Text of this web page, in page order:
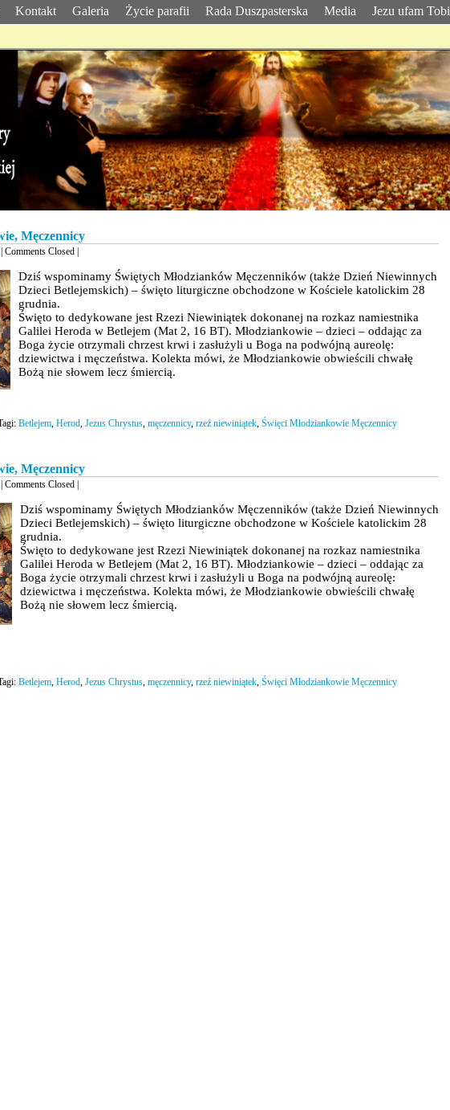
Kontakt Galeria Życie parafii Rada Duszpasterska Media Jezu ufam
Męczennicy
| Comments Closed |
Dziś wspominamy Świętych Młodzianków Męczenników (także Dzień Niewinnych
Dzieci Betlejemskich) – święto liturgiczne obchodzone w Kościele katolickim 28
grudnia.
Święto to dedykowane jest Rzezi Niewiniątek dokonanej na rozkaz namiestnika
Galilei Heroda w Betlejem (Mat 2, 16 BT). Młodziankowie – dzieci – oddając za
Boga życie otrzymali chrzest krwi i zasłużyli u Boga na podwójną aureolę:
dziewictwa i męczeństwa. Kolekta mówi, że Młodziankowie obwieścili chwałę
Bożą nie słowem lecz śmiercią.
Betlejem, Herod, Jezus Chrystus, męczennicy, rzeź niewiniątek, Święci Młodziankowie Męczennicy
Męczennicy
| Comments Closed |
Dziś wspominamy Świętych Młodzianków Męczenników (także Dzień Niewinnych
Dzieci Betlejemskich) – święto liturgiczne obchodzone w Kościele katolickim 28
grudnia.
Święto to dedykowane jest Rzezi Niewiniątek dokonanej na rozkaz namiestnika
Galilei Heroda w Betlejem (Mat 2, 16 BT). Młodziankowie – dzieci – oddając za
Boga życie otrzymali chrzest krwi i zasłużyli u Boga na podwójną aureolę:
dziewictwa i męczeństwa. Kolekta mówi, że Młodziankowie obwieścili chwałę
Bożą nie słowem lecz śmiercią.
Betlejem, Herod, Jezus Chrystus, męczennicy, rzeź niewiniątek, Święci Młodziankowie Męczennicy